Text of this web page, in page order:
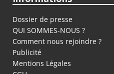
Dossier de presse
QUI SOMMES-NOUS ?
Comment nous rejoindre ?
Publicité
Mentions Légales